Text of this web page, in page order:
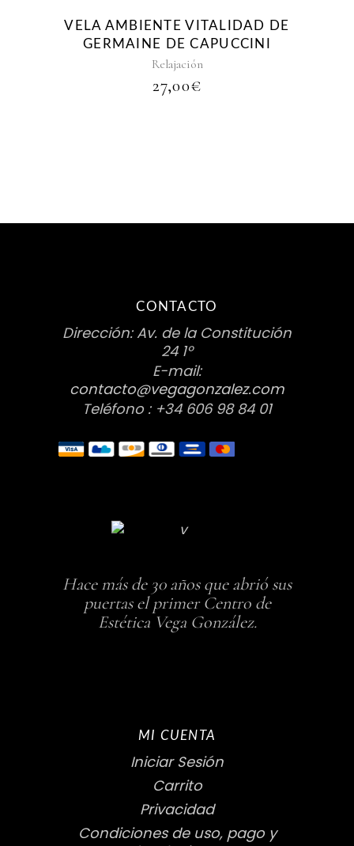
VELA AMBIENTE VITALIDAD DE
GERMAINE DE CAPUCCINI
Relajación
27,00€
CONTACTO
Dirección: Av. de la Constitución
24 1º
E-mail:
contacto@vegagonzalez.com
Teléfono : +34 606 98 84 01
Hace más de 30 años que abrió sus
puertas el primer Centro de
Estética Vega González.
MI CUENTA
Iniciar Sesión
Carrito
Privacidad
Condiciones de uso, pago y